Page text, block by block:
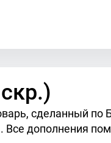
сделанный по
дополнения